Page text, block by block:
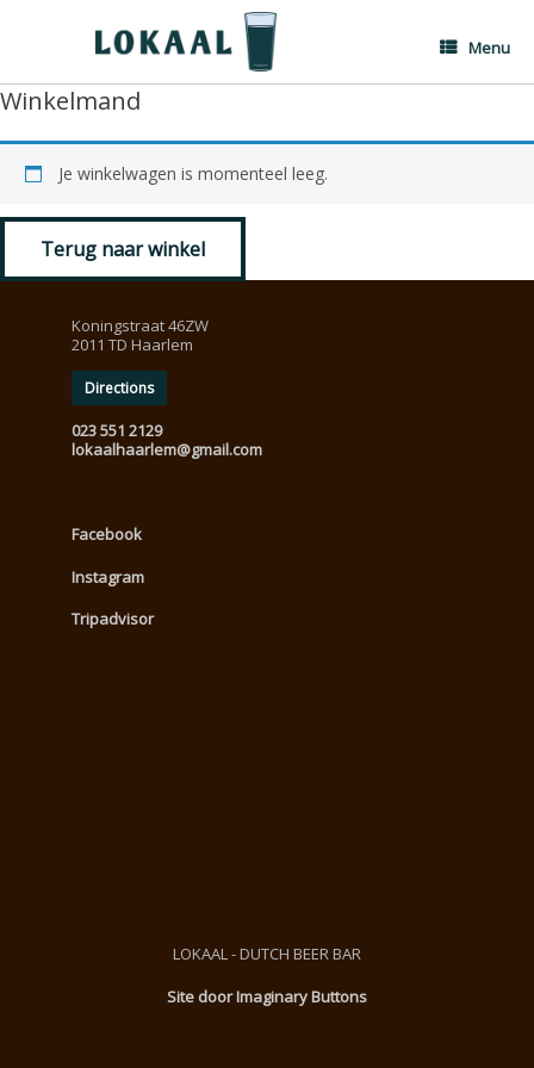
Menu
Winkelmand
Je winkelwagen is momenteel leeg.
Terug naar winkel
Koningstraat 46ZW
2011 TD Haarlem
Directions
023 551 2129
lokaalhaarlem@gmail.com
Facebook
Instagram
Tripadvisor
LOKAAL - DUTCH BEER BAR
Site door Imaginary Buttons